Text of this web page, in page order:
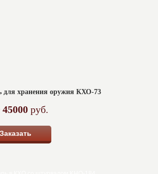
для хранения оружия КХО-73
45000 руб.
Заказать